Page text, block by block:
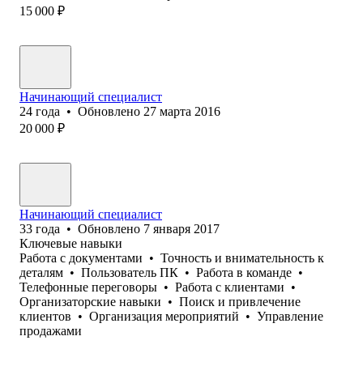
15 000 ₽
Начинающий специалист
24 года • Обновлено 27 марта 2016
20 000 ₽
Начинающий специалист
33 года • Обновлено 7 января 2017
Ключевые навыки
Работа с документами • Точность и внимательность к
деталям • Пользователь ПК • Работа в команде •
Телефонные переговоры • Работа с клиентами •
Организаторские навыки • Поиск и привлечение
клиентов • Организация мероприятий • Управление
продажами